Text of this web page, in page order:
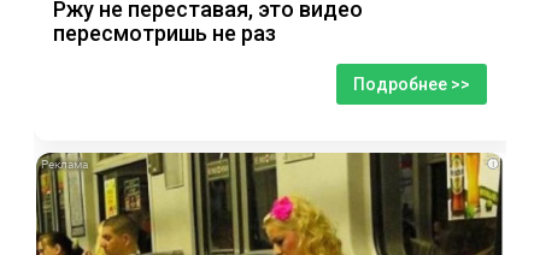
Ржу не переставая, это видео
пересмотришь не раз
Подробнее >>
i